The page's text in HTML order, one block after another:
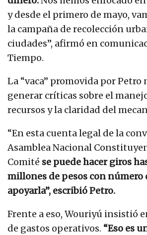
y desde el primero de mayo,
la campaña de recolección
ciudades”, afirmó en
Tiempo.
La “vaca” promovida por Petro
generar críticas sobre el
recursos y la claridad del
“En esta cuenta legal de la
Asamblea Nacional
Comité se puede hacer giros
millones de pesos con número
apoyarla”, escribió Petro.
Frente a eso, Wouriyú insistió
de gastos operativos. “Eso es